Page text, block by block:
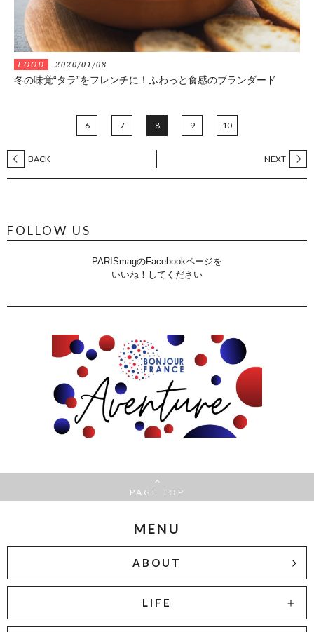
FOOD 2020/01/08
冬の味覚“タラ”をフレンチに！ふわっと食感のブランダード
BACK
6 7 8 9 10
NEXT
FOLLOW US
PARISmagのFacebookページを
いいね！してください
PAGE TOP
MENU
ABOUT
LIFE